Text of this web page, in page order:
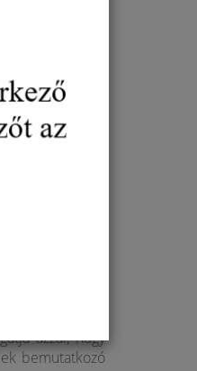
a
sem a
a szenior
azzal, hogy
bemutatkozó